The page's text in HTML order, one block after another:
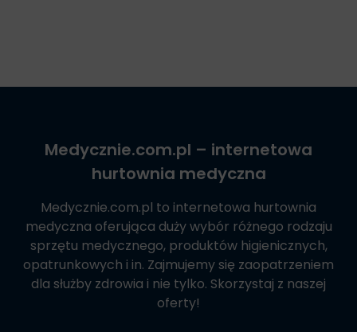
Medycznie.com.pl – internetowa
hurtownia medyczna
Medycznie.com.pl to internetowa hurtownia
medyczna oferująca duży wybór różnego rodzaju
sprzętu medycznego, produktów higienicznych,
opatrunkowych i in. Zajmujemy się zaopatrzeniem
dla służby zdrowia i nie tylko. Skorzystaj z naszej
oferty!